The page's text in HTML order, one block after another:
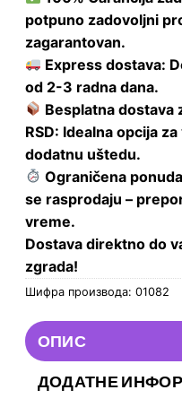
potpuno zadovoljni
zagarantovan.
Express dostava:
od 2-3 radna dana.
Besplatna
RSD: Idealna opcija
dodatnu uštedu.
Ograničena
se rasprodaju –
vreme.
Dostava direktno do
zgrada!
Шифра производа: 01082
ОПИС
ДОДАТНЕ